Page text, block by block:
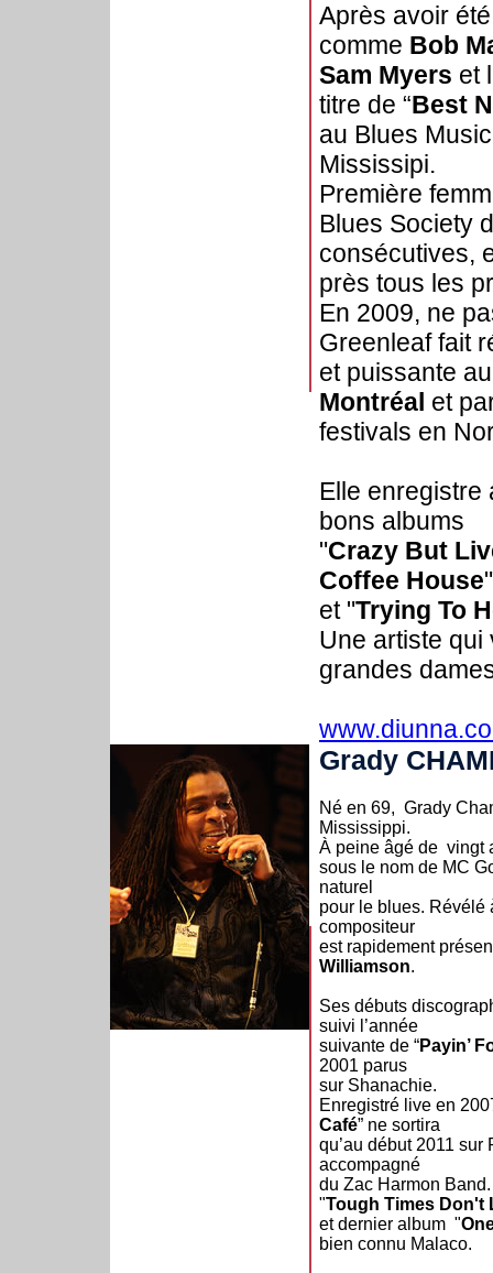
Après avoir
comme Bob
Sam Myers et
titre de “Best
au Blues
Mississipi.
Première
Blues Society
consécutives,
près tous les
En 2009, ne
Greenleaf fait
et puissante
Montréal et
festivals en
Elle enregistre
bons albums
"Crazy But
Coffee House
et "Trying To
Une artiste qui
grandes
Grady
Né en 69, Grady
Mississippi.
À peine âgé de vingt
sous le nom de MC
naturel
pour le blues. Révélé
compositeur
est rapidement
Williamson.
Ses débuts
suivi l’année
suivante de “Payin’
2001 parus
sur Shanachie.
Enregistré live en
Café” ne sortira
qu’au début 2011 sur
accompagné
du Zac Harmon
"Tough Times Don't
et dernier album "
bien connu Malaco.